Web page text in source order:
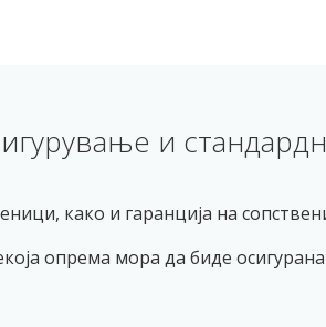
и
како и гаранција на
опрема мора да биде